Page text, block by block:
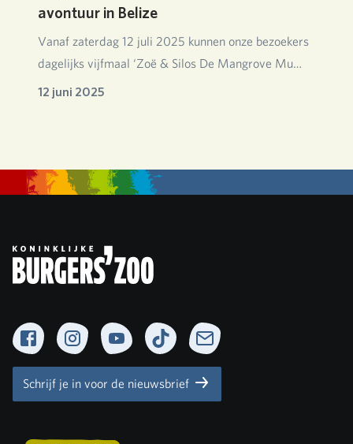
avontuur in Belize
Vanaf zaterdag 12 juli 2025 kunnen onze bezoekers
dagelijks vijfmaal ‘Zoë & Silos De Mangrove Mu…
12 juni 2025
FacebookInstagramYouTubeTikTok Newsletter
Schrijf je in voor de nieuwsbrief